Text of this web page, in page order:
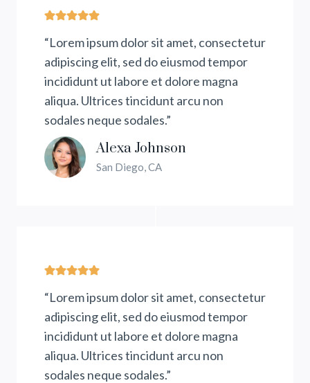
“Lorem ipsum dolor sit amet, consectetur
adipiscing elit, sed do eiusmod tempor
incididunt ut labore et dolore magna
aliqua. Ultrices tincidunt arcu non
sodales neque sodales.”
Alexa Johnson
San Diego, CA
“Lorem ipsum dolor sit amet, consectetur
adipiscing elit, sed do eiusmod tempor
incididunt ut labore et dolore magna
aliqua. Ultrices tincidunt arcu non
sodales neque sodales.”